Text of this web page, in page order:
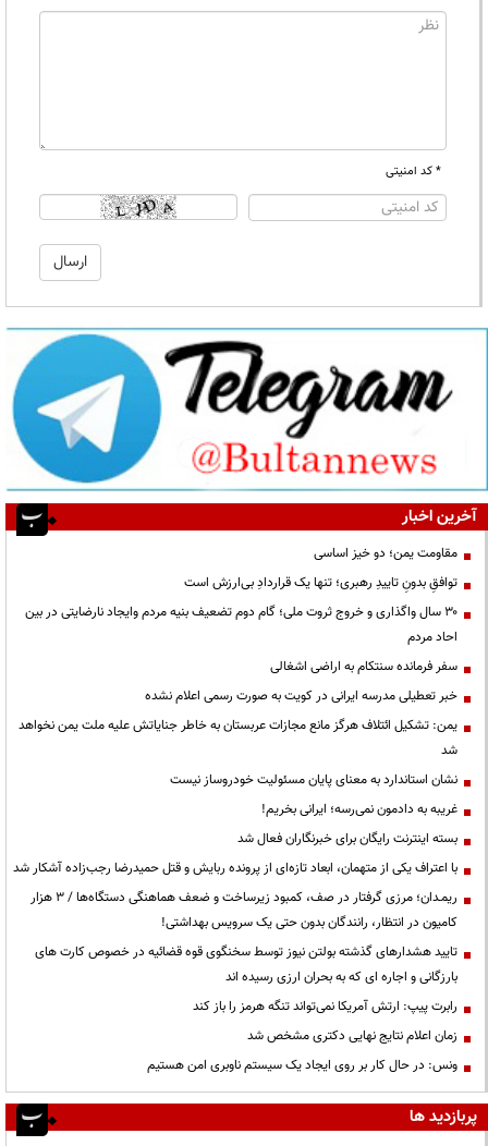
* کد امنیتی
آخرین اخبار
مقاومت یمن؛ دو خیز اساسی
توافقِ بدونِ تاییدِ رهبری؛ تنها یک قراردادِ بی‌ارزش است
۳۰ سال واگذاری و خروج ثروت ملی؛ گام دوم تضعیف بنیه مردم وایجاد نارضایتی در بین
احاد مردم
سفر فرمانده سنتکام به اراضی اشغالی
خبر تعطیلی مدرسه ایرانی در کویت به صورت رسمی اعلام نشده
یمن: تشکیل ائتلاف هرگز مانع مجازات عربستان به خاطر جنایاتش علیه ملت یمن نخواهد
شد
نشان استاندارد به معنای پایان مسئولیت خودروساز نیست
غریبه به دادمون نمی‌رسه؛ ایرانی بخریم!
بسته اینترنت رایگان برای خبرنگاران فعال شد
با اعتراف یکی از متهمان، ابعاد تازه‌ای از پرونده ربایش و قتل حمیدرضا رجب‌زاده آشکار شد
ریمـدان؛ مرزی گرفتار در صف، کمبود زیرساخت و ضعف هماهنگی دستگاه‌ها / ۳ هزار
کامیون در انتظار، رانندگان بدون حتی یک سرویس بهداشتی!
تایید هشدارهای گذشته بولتن نیوز توسط سخنگوی قوه قضائیه در خصوص کارت های
بارزگانی و اجاره ای که به بحران ارزی رسیده اند
رابرت پیپ: ارتش آمریکا نمی‌تواند تنگه هرمز را باز کند
زمان اعلام نتایج نهایی دکتری مشخص شد
ونس: در حال کار بر روی ایجاد یک سیستم ناوبری امن هستیم
پربازدید ها